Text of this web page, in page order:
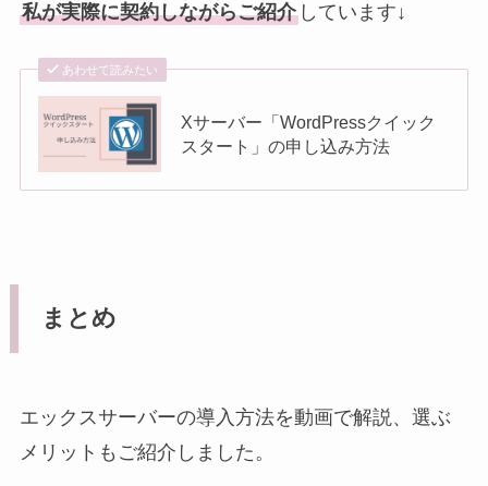
私が実際に契約しながらご紹介しています↓
あわせて読みたい
Xサーバー「WordPressクイック
スタート」の申し込み方法
まとめ
エックスサーバーの導入方法を動画で解説、選ぶ
メリットもご紹介しました。